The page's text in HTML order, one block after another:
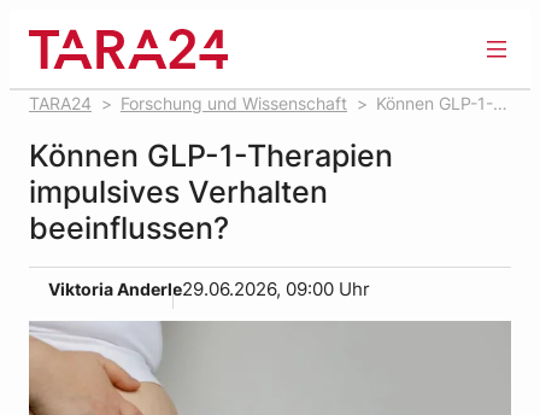
springen
TARA24 Forschung und Wissenschaft
Können GLP-1-
Können GLP-1-Therapien
impulsives Verhalten
beeinflussen?
Viktoria Anderle29.06.2026, 09:00 Uhr